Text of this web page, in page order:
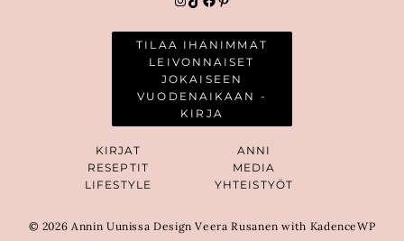
TILAA IHANIMMAT
LEIVONNAISET
JOKAISEEN
VUODENAIKAAN -
KIRJA
KIRJAT
RESEPTIT
LIFESTYLE
ANNI
MEDIA
YHTEISTYÖT
© 2026 Annin Uunissa Design Veera Rusanen with KadenceWP